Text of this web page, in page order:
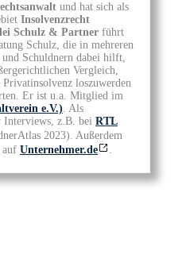
und hat sich als
Insolvenzrecht
Schulz & Partner führt
Schulz, die in mehreren
und Schuldnern dabei hilft,
Vergleich,
loszuwerden
Er ist u.a. Mitglied im
e.V.). Als
Interviews, z.B. bei RTL
2023). Außerdem
auf Unternehmer.de .